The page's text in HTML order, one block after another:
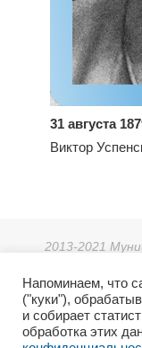
31 августа
Виктор
2013-2021
г. Зея, мкр.
2021г. Отдел
Напоминаем, что
("куки"),
и собирает
обработка этих